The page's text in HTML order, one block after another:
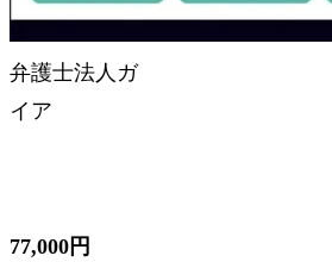
弁護士法人ガ
イア
77,000円